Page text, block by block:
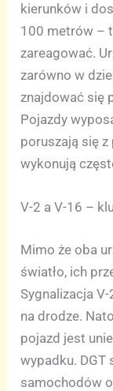
kierunków i
100 metrów –
zareagować.
zarówno w
znajdować się
Pojazdy
poruszają się
wykonują
V-2 a V-16 –
Mimo że oba
światło, ich
Sygnalizacja
na drodze.
pojazd jest
wypadku. DGT
samochodów